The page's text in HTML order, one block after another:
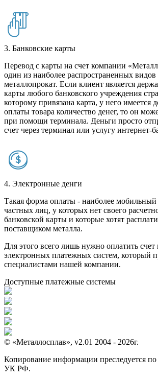
3. Банковские карты
Перевод с карты на счет компании
один из наиболее распространенных видов
металлопрокат. Если клиент является
карты любого банковского учреждения
которому привязана карта, у него имеется
оплаты товара количество денег, то он
при помощи терминала. Деньги просто
счет через терминал или услугу интернет-
4. Электронные денги
Такая форма оплаты - наиболее мобильный
частных лиц, у которых нет своего
банковской карты и которые хотят
поставщиком металла.
Для этого всего лишь нужно оплатить счет
электронных платежных систем, который
специалистами нашей компании.
Доступные платежные системы
© «Металлосплав», v2.01 2004 - 2026г.
Копирование информации преследуется по
УК РФ.